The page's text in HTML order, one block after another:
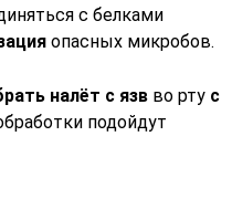
с белками
опасных микробов.
налёт с язв во рту с
подойдут